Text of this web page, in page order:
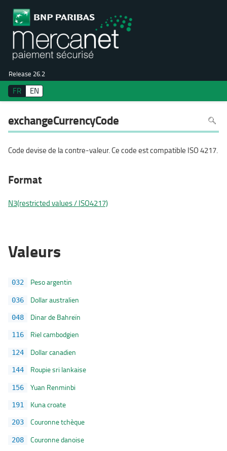
Release 26.2
FR EN
exchangeCurrencyCode Pour
dans
la
Ctrl+F
Code devise de la contre-valeur. Ce code est compatible ISO 4217.
Format
N3(restricted values / ISO4217)
Valeurs
032 Peso argentin
036 Dollar australien
048 Dinar de Bahreïn
116 Riel cambodgien
124 Dollar canadien
144 Roupie sri lankaise
156 Yuan Renminbi
191 Kuna croate
203 Couronne tchèque
208 Couronne danoise